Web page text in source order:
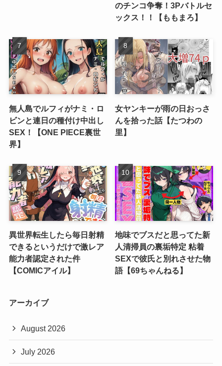
のチンコ争奪！3Pバトルセ
ックス！！【ももまろ】
無人島でルフィがナミ・ロ
ビンと連日の種付け中出し
SEX！【ONE PIECE裏世
界】
女ヤンキーが雨の日おっさ
んを拾った話【たつわの
里】
異世界転生したら毎日射精
できるというだけで激レア
能力者認定された件
【COMICアイル】
地味でブスだと思ってた新
人清掃員の裏垢特定 粘着
SEXで彼氏と別れさせた物
語【69ちゃんねる】
アーカイブ
August 2026
July 2026